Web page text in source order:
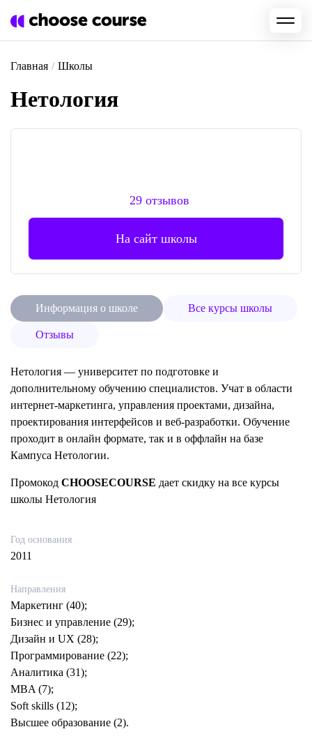
Главная / Школы
Нетология
29 отзывов
На сайт школы
Информация о школе Все курсы школы
Отзывы
Нетология — университет по подготовке и
дополнительному обучению специалистов. Учат в области
интернет-маркетинга, управления проектами, дизайна,
проектирования интерфейсов и веб-разработки. Обучение
проходит в онлайн формате, так и в оффлайн на базе
Кампуса Нетологии.
Промокод CHOOSECOURSE дает скидку на все курсы
школы Нетология
Год основания
2011
Направления
Маркетинг (40);
Бизнес и управление (29);
Дизайн и UX (28);
Программирование (22);
Аналитика (31);
MBA (7);
Soft skills (12);
Высшее образование (2).